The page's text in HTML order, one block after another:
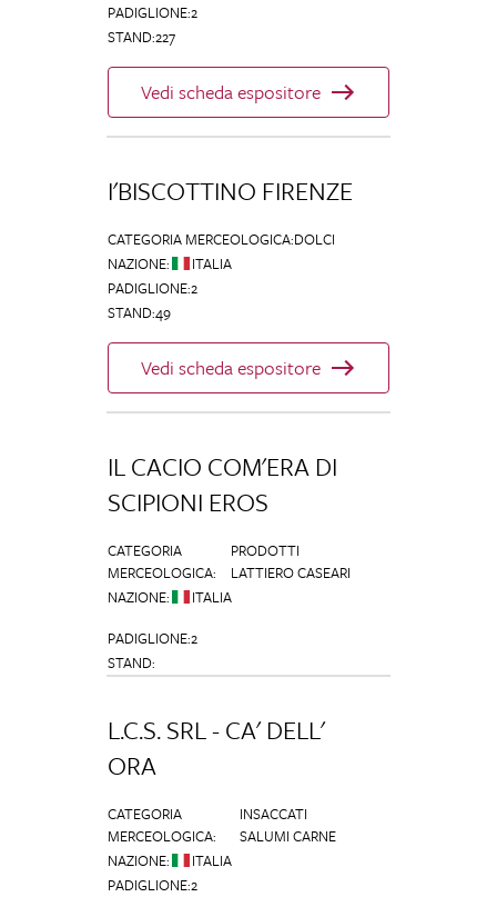
PADIGLIONE:2
STAND:227
Vedi scheda espositore
I'BISCOTTINO FIRENZE
CATEGORIA MERCEOLOGICA:DOLCI
NAZIONE:
ITALIA
PADIGLIONE:2
STAND:49
Vedi scheda espositore
IL CACIO COM'ERA DI
SCIPIONI EROS
CATEGORIA
MERCEOLOGICA:
PRODOTTI
LATTIERO CASEARI
NAZIONE:
ITALIA
PADIGLIONE:2
STAND:
L.C.S. SRL - CA' DELL'
ORA
CATEGORIA
MERCEOLOGICA:
INSACCATI
SALUMI CARNE
NAZIONE:
ITALIA
PADIGLIONE:2